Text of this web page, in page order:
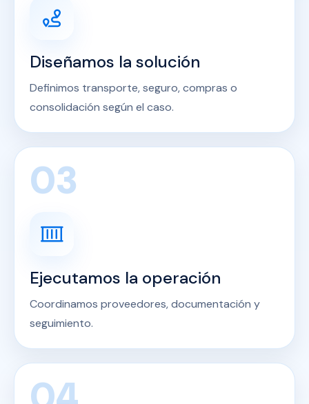
Diseñamos la solución
Definimos transporte, seguro, compras o
consolidación según el caso.
03
Ejecutamos la operación
Coordinamos proveedores, documentación y
seguimiento.